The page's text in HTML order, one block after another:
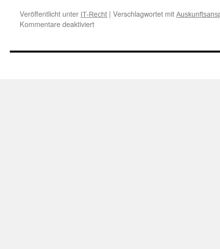
Veröffentlicht unter IT-Recht | Verschlagwortet mit
Kommentare deaktiviertfür
über